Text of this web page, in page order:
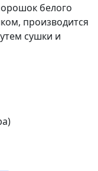
белого
производится
сушки и